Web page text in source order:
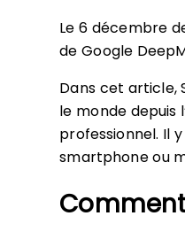
Le 6 décembre
de Google
Dans cet article,
le monde depuis
professionnel. Il
smartphone ou